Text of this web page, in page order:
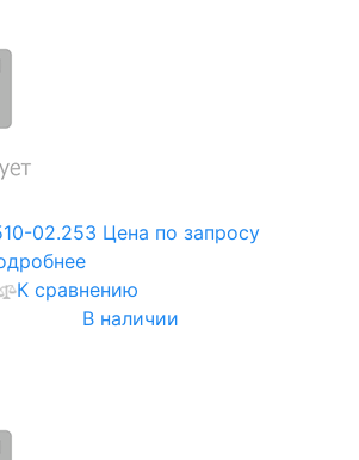
02.253 Цена по запросу
К сравнению
В наличии